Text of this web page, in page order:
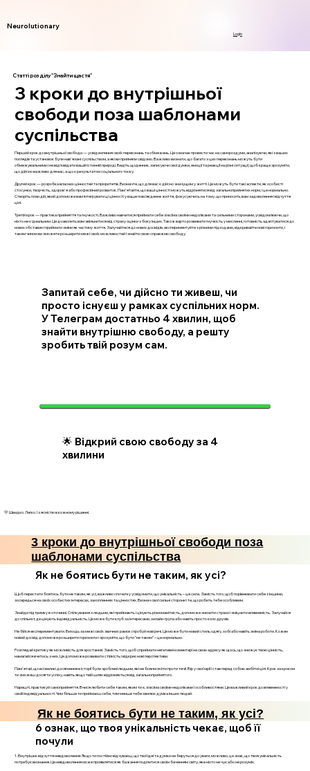
Neurolutionary
Login
Статті розділу "Знайти щастя"
3 кроки до внутрішньої
свободи поза шаблонами
суспільства
Перший крок до внутрішньої свободи — усвідомлення своїх переконань та обмежень. Це означає провести час на самороздуми, аналізуючи, які з ваших
поглядів та установок були нав'язані суспільством, а які ви прийняли свідомо. Важливо визнати, що багато з цих переконань можуть бути
обмежувальними і не відповідати вашій істинній природі. Ведіть щоденник, записуючи свої думки, емоції та реакції на різні ситуації, щоб краще зрозуміти,
що дійсно важливо для вас, а що є результатом соціального тиску.
Другий крок — розробка власних цінностей та пріоритетів. Визначте, що для вас є дійсно значущим у житті. Це можуть бути такі аспекти, як особисті
стосунки, творчість, здоров'я або професійний розвиток. Пам'ятайте, що ваші цінності можуть відрізнятися від загальноприйнятих норм, і це нормально.
Створіть план дій, який допоможе вам інтегрувати ці цінності у ваше повсякденне життя, фокусуючись на тому, що приносить вам задоволення і відчуття
цілі.
Третій крок — практика прийняття та гнучкості. Важливо навчитися приймати себе зі всіма своїми недоліками та сильними сторонами, усвідомлюючи, що
ніхто не є ідеальним. Це дозволить вам звільнитися від страху оцінки з боку інших. Також варто розвивати гнучкість у мисленні, готовність адаптуватися до
нових обставин і приймати зміни як частину життя. Залучайтеся до нових досвідів, експериментуйте з різними підходами, відкривайте нові горизонти, і
таким чином ви зможете розширити межі своїх можливостей і знайти свою справжню свободу.
Запитай себе, чи дійсно ти живеш, чи
просто існуєш у рамках суспільних норм.
У Телеграм достатньо 4 хвилин, щоб
знайти внутрішню свободу, а решту
зробить твій розум сам.
🌟 Відкрий свою свободу за 4
хвилини
💛 Швидко. Легко. І з ясністю в кожному рішенні.
3 кроки до внутрішньої свободи поза
шаблонами суспільства
Як не боятись бути не таким, як усі?
Щоб перестати боятись бути не таким, як усі, важливо спочатку усвідомити, що унікальність – це сила. Замість того, щоб порівнювати себе з іншими,
зосередься на своїх особистих інтересах, захопленнях та цінностях. Визнач свої сильні сторони і те, що робить тебе особливим.
Знайди підтримку в оточенні. Спілкування з людьми, які приймають і цінують різноманітність, допоможе знизити страхи і зміцнити впевненість. Залучайся
до спільнот, де цінують індивідуальність. Це може бути клуб за інтересами, онлайн-група або навіть просто коло друзів.
Не бійся експериментувати. Виходь за межі своїх звичних рамок і пробуй нові речі. Це може бути новий стиль одягу, хобі або навіть зміна роботи. Кожен
новий досвід допоможе розширити горизонти і зрозуміти, що бути "не таким" – це нормально.
Розглядай критику як можливість для зростання. Замість того, щоб сприймати негативні коментарі на свою адресу як щось, що знижує твою цінність,
намагайся вчитись з них. Це допоможе розвивати стійкість і відкриє нові перспективи.
Пам'ятай, що всі великі досягнення в історії були зроблені людьми, які не боялися йти проти течії. Вір у свої мрії і став перед собою амбітні цілі. Крок за кроком
ти зможеш досягти успіху, навіть якщо твій шлях відрізняється від загальноприйнятого.
Нарешті, практикуй самоприйняття. Вчися любити себе таким, яким ти є, зі всіма своїми недоліками і особливостями. Це важливий крок до впевненості у
своїй індивідуальності. Чим більше ти приймаєш себе, тим менше тебе хвилює думка інших людей.
Як не боятись бути не таким, як усі?
6 ознак, що твоя унікальність чекає, щоб її
почули
1. Внутрішнє відчуття невдоволення: Якщо ти постійно відчуваєш, що твої ідеї та думки не беруться до уваги, можливо, це знак, що твоя унікальність
потребує визнання. Це невдоволення може проявлятися як бажання поділитися своїм баченням світу, яке ніхто не чує або не розуміє.